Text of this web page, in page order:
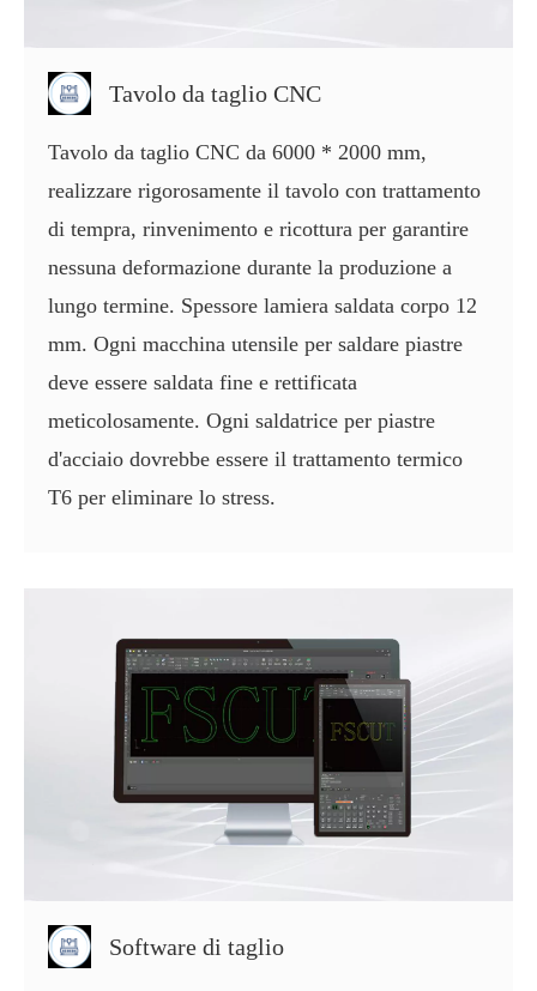
Tavolo da taglio CNC
Tavolo da taglio CNC da 6000 * 2000 mm,
realizzare rigorosamente il tavolo con trattamento
di tempra, rinvenimento e ricottura per garantire
nessuna deformazione durante la produzione a
lungo termine. Spessore lamiera saldata corpo 12
mm. Ogni macchina utensile per saldare piastre
deve essere saldata fine e rettificata
meticolosamente. Ogni saldatrice per piastre
d'acciaio dovrebbe essere il trattamento termico
T6 per eliminare lo stress.
Software di taglio